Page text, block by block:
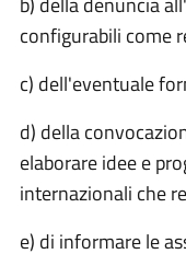
configurabili come
c) dell'eventuale
d) della
elaborare idee e
internazionali che
e) di informare le